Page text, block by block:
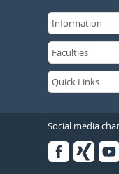
Social media